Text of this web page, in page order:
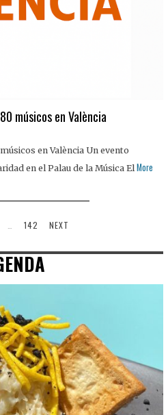
músicos en València
en València Un evento
en el Palau de la Música El More
142 NEXT